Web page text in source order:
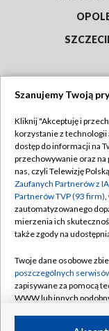
Abonament TVP
Emisja w TVP
Centrum
Naziemna
Rada
System NOS
Informacje o
Szanujemy Twoją
Kliknij "Akceptuję i
korzystanie z technologii
dostęp do informacji na
przechowywanie oraz
nas, czyli Telewizję
Zaufanych Partnerów z
Partnerów TVP (93 firm),
zautomatyzowanego
mierzenia ich
także zgody na
Twoje dane osobowe
poszczególnych
zapisywane za pomocą
WWW lub innych